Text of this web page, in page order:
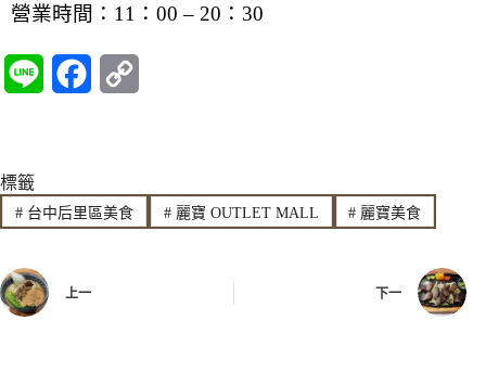
營業時間： 11：00 – 20：30
e e
b
y
L
標籤
#台中后里區美食 #麗寶 OUTLET MALL # 麗寶美食
上一 下一